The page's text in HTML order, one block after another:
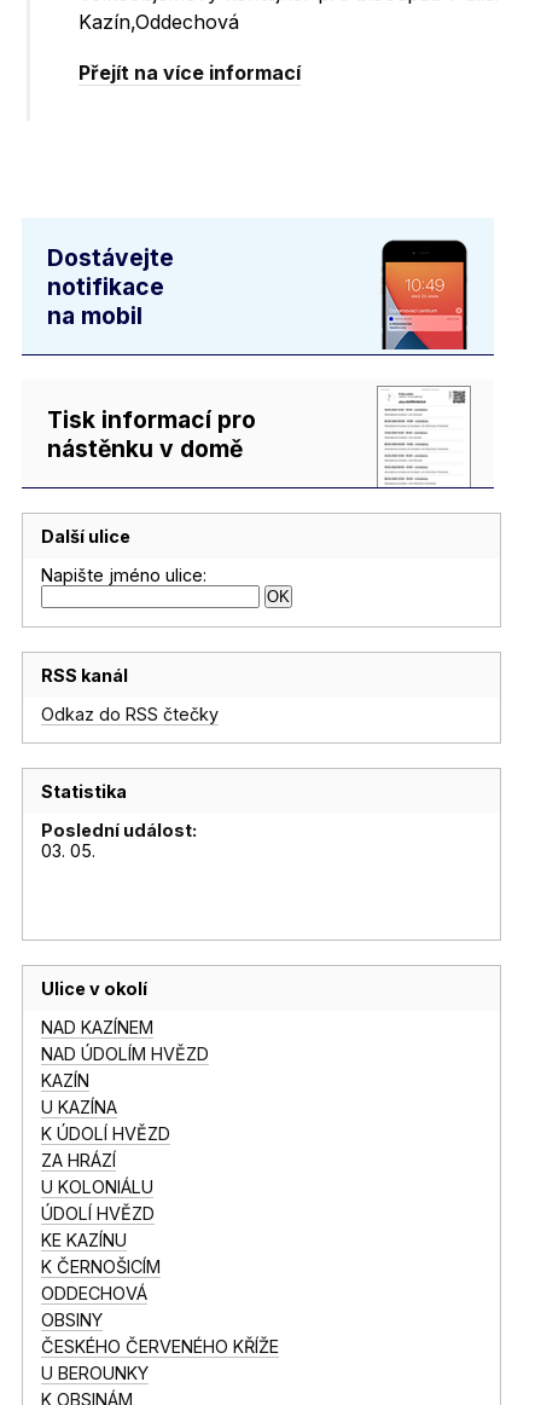
Kazín,Oddechová
Přejít na více informací
Dostávejte
notifikace
na mobil
Tisk informací pro
nástěnku v domě
Další ulice
Napište jméno ulice:
RSS kanál
Odkaz do RSS čtečky
Statistika
Poslední událost:
03. 05.
Ulice v okolí
NAD KAZÍNEM
NAD ÚDOLÍM HVĚZD
KAZÍN
U KAZÍNA
K ÚDOLÍ HVĚZD
ZA HRÁZÍ
U KOLONIÁLU
ÚDOLÍ HVĚZD
KE KAZÍNU
K ČERNOŠICÍM
ODDECHOVÁ
OBSINY
ČESKÉHO ČERVENÉHO KŘÍŽE
U BEROUNKY
K OBSINÁM